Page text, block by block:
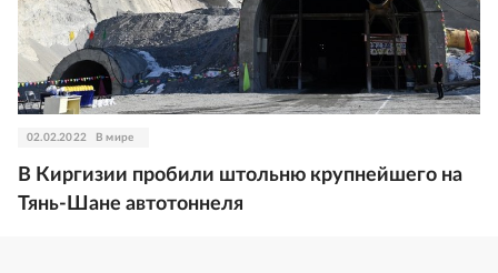
02.02.2022 В мире
В Киргизии пробили штольню крупнейшего на
Тянь-Шане автотоннеля